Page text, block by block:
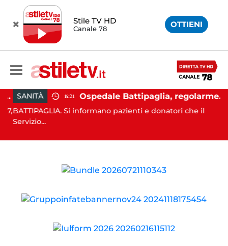
Stile TV HD
Canale 78 OTTIENI
SANITÀ 14:21 Ospedale Battipaglia, regolarmente in funzione il Servizio Trasfusionale
BATTIPAGLIA. Si informano pazienti e donatori che il
Servizio...